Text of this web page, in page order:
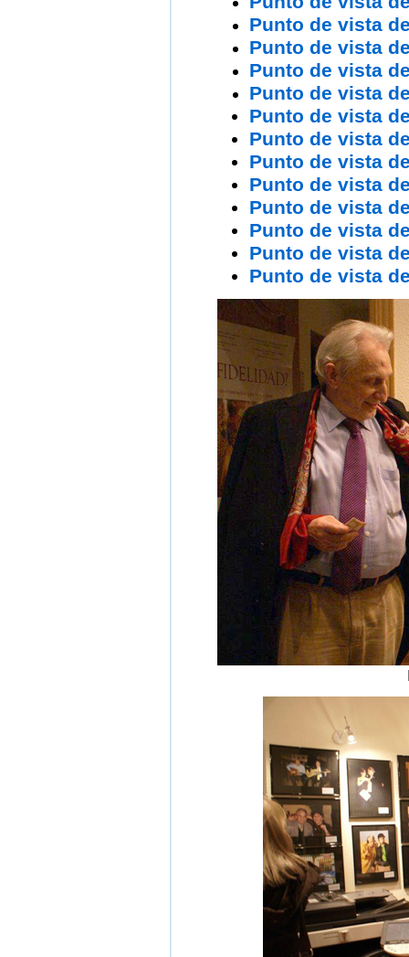
Punto de vista
Punto de vista
Punto de vista
Punto de vista
Punto de vista
Punto de vista
Punto de vista
Punto de vista
Punto de vista
Punto de vista
Punto de vista
Punto de vista